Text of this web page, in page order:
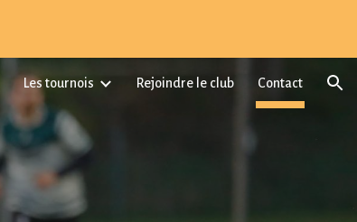
Les tournois Rejoindre le club Contact